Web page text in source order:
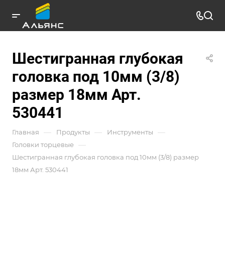
Шестигранная глубокая
головка под 10мм (3/8)
размер 18мм Арт.
530441
Главная — Продукты — Инструменты —
Головки торцевые —
Шестигранная глубокая головка под 10мм (3/8) размер
18мм Арт. 530441